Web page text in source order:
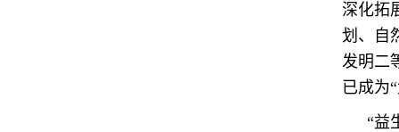
深化拓
划、自
发明二
已成为
“益